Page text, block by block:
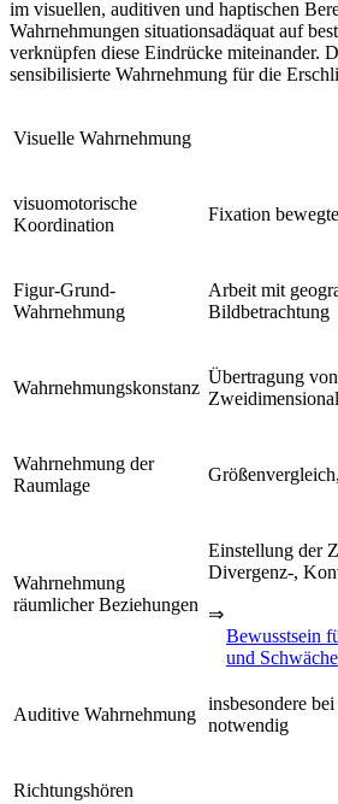
im visuellen, auditiven und haptischen
Wahrnehmungen situationsadäquat auf
verknüpfen diese Eindrücke miteinander.
sensibilisierte Wahrnehmung für die
Visuelle Wahrnehmung
visuomotorische
Koordination
Fixation
Figur-Grund-
Wahrnehmung
Arbeit mit
Bildbetrachtung
Wahrnehmungskonstanz
Übertragung
Wahrnehmung der
Raumlage
Wahrnehmung
räumlicher Beziehungen
Einstellung der
Divergenz-,
⇒
Bewusstsein
und
Auditive Wahrnehmung
insbesondere
notwendig
Richtungshören